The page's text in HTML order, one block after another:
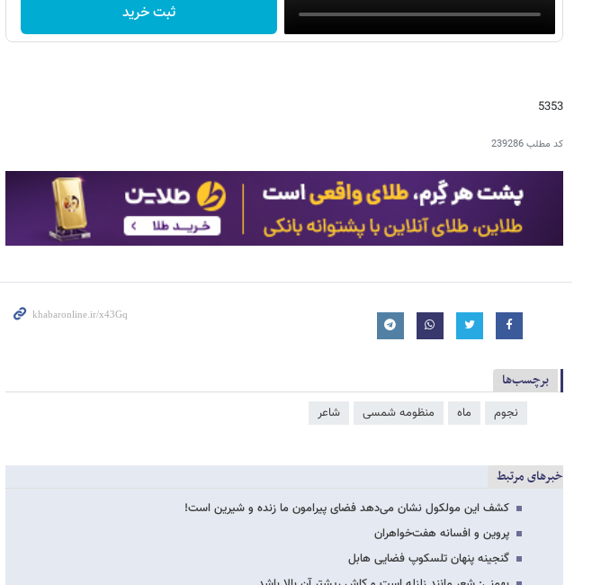
ثبت خرید
5353
کد مطلب239286
برچسب‌ها
نجوم ماه منظومه شمسی شاعر
خبرهای مرتبط
کشف این مولکول نشان می‌دهد فضای پیرامون ما زنده و شیرین است!
پروین و افسانه هفت‌خواهران
گنجینه پنهان تلسکوپ فضایی هابل